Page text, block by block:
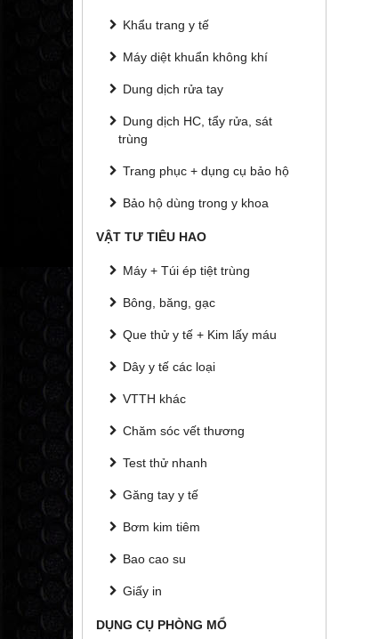
Khẩu trang y tế
Máy diệt khuẩn không khí
Dung dịch rửa tay
Dung dịch HC, tẩy rửa, sát
trùng
Trang phục + dụng cụ bảo hộ
Bảo hộ dùng trong y khoa
VẬT TƯ TIÊU HAO
Máy + Túi ép tiệt trùng
Bông, băng, gạc
Que thử y tế + Kim lấy máu
Dây y tế các loại
VTTH khác
Chăm sóc vết thương
Test thử nhanh
Găng tay y tế
Bơm kim tiêm
Bao cao su
Giấy in
DỤNG CỤ PHÒNG MỔ